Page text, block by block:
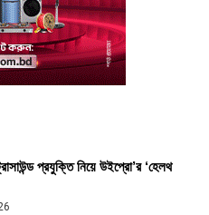
প্রযুক্তি নিয়ে উইপ্রো’র ‘হেলথ